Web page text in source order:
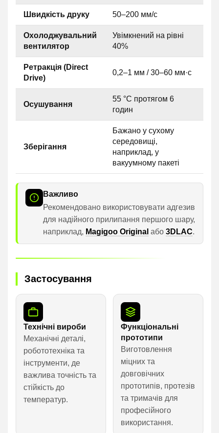
Швидкість друку 50–200 мм/с
Охолоджувальний
вентилятор
Увімкнений на рівні
40%
Ретракція (Direct
Drive)
0,2–1 мм / 30–60 мм·с
Осушування
55 °C протягом 6
годин
Зберігання
Бажано у сухому
середовищі,
наприклад, у
вакуумному пакеті
Важливо
Рекомендовано використовувати адгезив
для надійного прилипання першого шару,
наприклад, Magigoo Original або 3DLAC.
Застосування
Технічні вироби
Механічні деталі,
робототехніка та
інструменти, де
важлива точність та
стійкість до
температур.
Функціональні
прототипи
Виготовлення
міцних та
довговічних
прототипів, протезів
та тримачів для
професійного
використання.